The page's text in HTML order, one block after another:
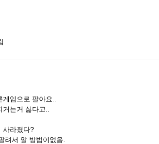
임으로 팔아요..
는거 싫다고..
사라졌다?
려서 알 방법이없음.